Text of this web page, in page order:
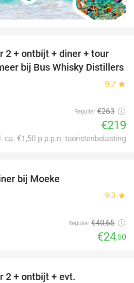
17%
2 + ontbijt + diner + tour
bij Bus Whisky Distillers
9.7 star
Regulier €263
€219
ca. €1,50 p.p.p.n. toeristenbelasting
bij Moeke
9.3 star
Regulier €40,65
€24,50
2 + ontbijt + evt.